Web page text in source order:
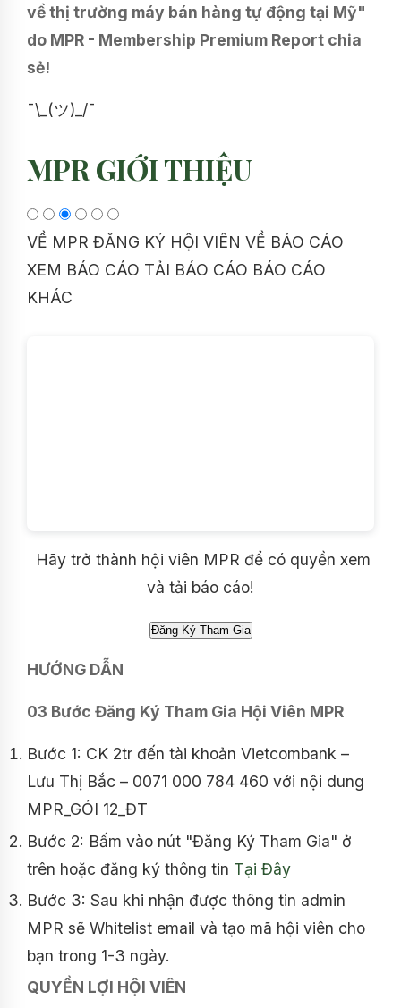
về thị trường máy bán hàng tự động tại Mỹ"
do MPR - Membership Premium Report chia
sẻ!
¯\_(ツ)_/¯
MPR GIỚI THIỆU
VỀ MPR ĐĂNG KÝ HỘI VIÊN VỀ BÁO CÁO
XEM BÁO CÁO TẢI BÁO CÁO BÁO CÁO
KHÁC
Hãy trở thành hội viên MPR để có quyền xem
và tải báo cáo!
HƯỚNG DẪN
03 Bước Đăng Ký Tham Gia Hội Viên MPR
Bước 1: CK 2tr đến tài khoản Vietcombank –
Lưu Thị Bắc – 0071 000 784 460 với nội dung
MPR_GÓI 12_ĐT
Bước 2: Bấm vào nút "Đăng Ký Tham Gia" ở
trên hoặc đăng ký thông tin Tại Đây
Bước 3: Sau khi nhận được thông tin admin
MPR sẽ Whitelist email và tạo mã hội viên cho
bạn trong 1-3 ngày.
QUYỀN LỢI HỘI VIÊN